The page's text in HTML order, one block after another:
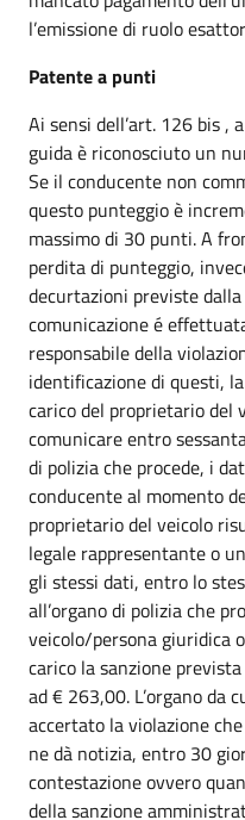
l’emissione di ruolo
Patente a punti
Ai sensi dell’art. 126 bis ,
guida è riconosciuto un
Se il conducente non
questo punteggio è
massimo di 30 punti. A
perdita di punteggio,
decurtazioni previste
comunicazione é
responsabile della
identificazione di questi,
carico del proprietario del
comunicare entro
di polizia che procede, i
conducente al momento
proprietario del veicolo
legale rappresentante o
gli stessi dati, entro lo
all’organo di polizia che
veicolo/persona giuridica
carico la sanzione
ad € 263,00. L’organo da
accertato la violazione
ne dà notizia, entro 30
contestazione ovvero
della sanzione